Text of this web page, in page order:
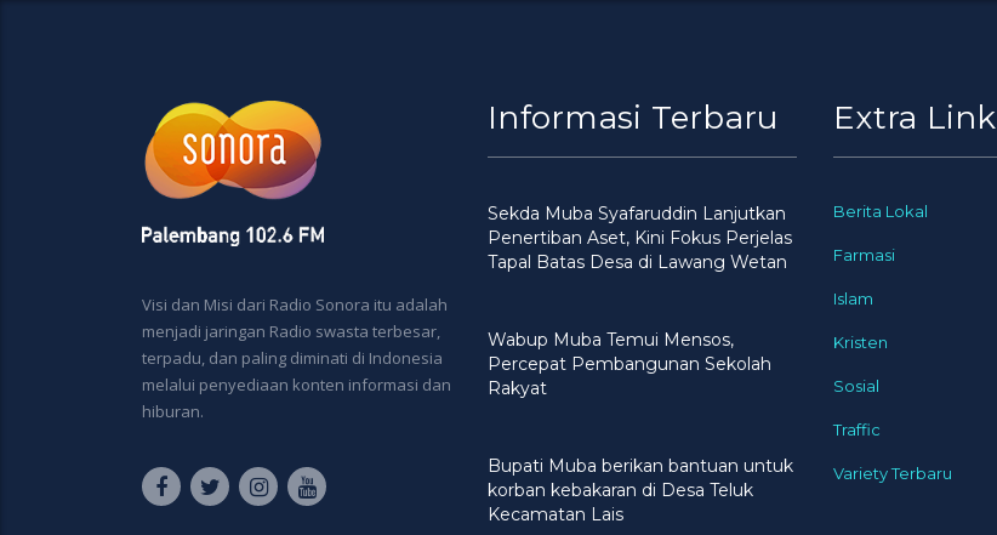
Visi dan Misi dari Radio Sonora itu adalah
menjadi jaringan Radio swasta terbesar,
terpadu, dan paling diminati di Indonesia
melalui penyediaan konten informasi dan
hiburan.
Informasi Terbaru
Sekda Muba Syafaruddin Lanjutkan
Penertiban Aset, Kini Fokus Perjelas
Tapal Batas Desa di Lawang Wetan
Wabup Muba Temui Mensos,
Percepat Pembangunan Sekolah
Rakyat
Bupati Muba berikan bantuan untuk
korban kebakaran di Desa Teluk
Kecamatan Lais
Extra Link
Berita Lokal
Farmasi
Islam
Kristen
Sosial
Traffic
Variety Terbaru